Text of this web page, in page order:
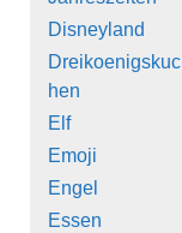
Disneyland
Dreikoenigskuc
hen
Elf
Emoji
Engel
Essen